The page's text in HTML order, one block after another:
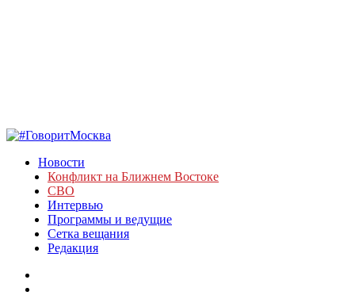
Новости
Конфликт на Ближнем Востоке
СВО
Интервью
Программы и ведущие
Сетка вещания
Редакция